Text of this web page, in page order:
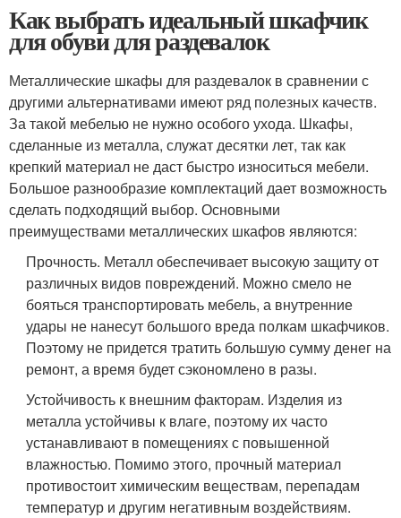
Как выбрать идеальный шкафчик
для обуви для раздевалок
Металлические шкафы для раздевалок в сравнении с
другими альтернативами имеют ряд полезных качеств.
За такой мебелью не нужно особого ухода. Шкафы,
сделанные из металла, служат десятки лет, так как
крепкий материал не даст быстро износиться мебели.
Большое разнообразие комплектаций дает возможность
сделать подходящий выбор. Основными
преимуществами металлических шкафов являются:
Прочность. Металл обеспечивает высокую защиту от
различных видов повреждений. Можно смело не
бояться транспортировать мебель, а внутренние
удары не нанесут большого вреда полкам шкафчиков.
Поэтому не придется тратить большую сумму денег на
ремонт, а время будет сэкономлено в разы.
Устойчивость к внешним факторам. Изделия из
металла устойчивы к влаге, поэтому их часто
устанавливают в помещениях с повышенной
влажностью. Помимо этого, прочный материал
противостоит химическим веществам, перепадам
температур и другим негативным воздействиям.